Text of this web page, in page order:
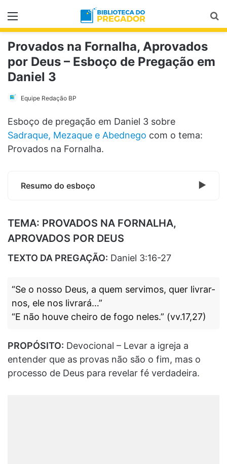
Menu
Provados na Fornalha, Aprovados
por Deus – Esboço de Pregação em
Daniel 3
Equipe Redação BP
Esboço de pregação em Daniel 3 sobre
Sadraque, Mezaque e Abednego com o tema:
Provados na Fornalha.
Resumo do esboço
TEMA: PROVADOS NA FORNALHA,
APROVADOS POR DEUS
TEXTO DA PREGAÇÃO: Daniel 3:16-27
“Se o nosso Deus, a quem servimos, quer livrar-
nos, ele nos livrará…”
“E não houve cheiro de fogo neles.” (vv.17,27)
PROPÓSITO: Devocional – Levar a igreja a
entender que as provas não são o fim, mas o
processo de Deus para revelar fé verdadeira.